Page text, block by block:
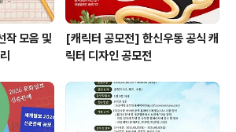
작 모음 및
[캐릭터 공모전] 한신우동 공식 캐
릭터 디자인 공모전